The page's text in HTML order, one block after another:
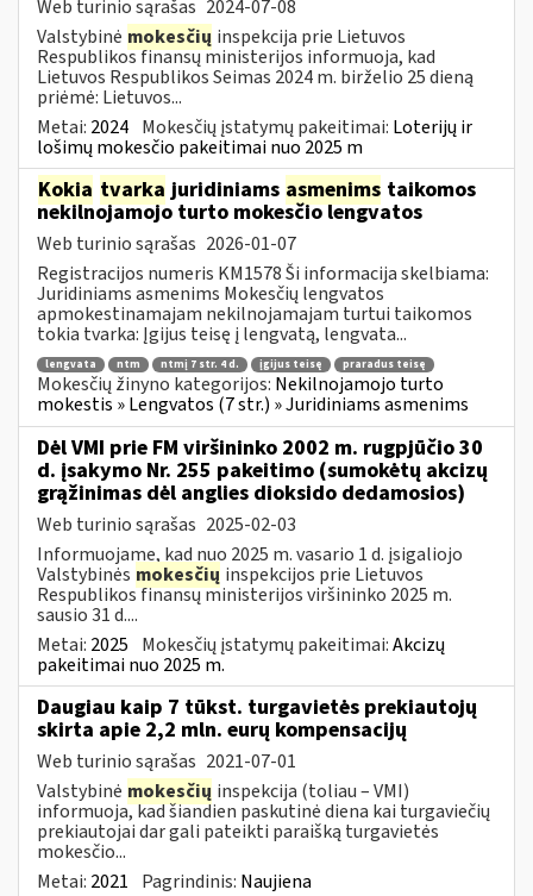
Web turinio sąrašas 2024-07-08
Valstybinė mokesčių inspekcija prie Lietuvos
Respublikos finansų ministerijos informuoja, kad
Lietuvos Respublikos Seimas 2024 m. birželio 25 dieną
priėmė: Lietuvos...
Metai: 2024 Mokesčių įstatymų pakeitimai: Loterijų ir
lošimų mokesčio pakeitimai nuo 2025 m
Kokia tvarka juridiniams asmenims taikomos
nekilnojamojo turto mokesčio lengvatos
Web turinio sąrašas 2026-01-07
Registracijos numeris KM1578 Ši informacija skelbiama:
Juridiniams asmenims Mokesčių lengvatos
apmokestinamajam nekilnojamajam turtui taikomos
tokia tvarka: Įgijus teisę į lengvatą, lengvata...
lengvata ntm ntmį 7 str. 4 d. įgijus teisę praradus teisę
Mokesčių žinyno kategorijos: Nekilnojamojo turto
mokestis » Lengvatos (7 str.) » Juridiniams asmenims
Dėl VMI prie FM viršininko 2002 m. rugpjūčio 30
d. įsakymo Nr. 255 pakeitimo (sumokėtų akcizų
grąžinimas dėl anglies dioksido dedamosios)
Web turinio sąrašas 2025-02-03
Informuojame, kad nuo 2025 m. vasario 1 d. įsigaliojo
Valstybinės mokesčių inspekcijos prie Lietuvos
Respublikos finansų ministerijos viršininko 2025 m.
sausio 31 d....
Metai: 2025 Mokesčių įstatymų pakeitimai:Akcizų
pakeitimai nuo 2025 m.
Daugiau kaip 7 tūkst. turgavietės prekiautojų
skirta apie 2,2 mln. eurų kompensacijų
Web turinio sąrašas 2021-07-01
Valstybinė mokesčių inspekcija (toliau – VMI)
informuoja, kad šiandien paskutinė diena kai turgaviečių
prekiautojai dar gali pateikti paraišką turgavietės
mokesčio...
Metai: 2021 Pagrindinis: Naujiena